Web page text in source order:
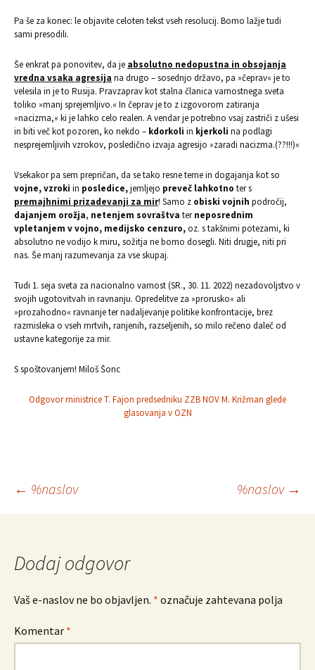
Pa še za konec: le objavite celoten tekst vseh resolucij. Bomo lažje tudi
sami presodili.
Še enkrat pa ponovitev, da je absolutno nedopustna in obsojanja
vredna vsaka agresija na drugo – sosednjo državo, pa »čeprav« je to
velesila in je to Rusija. Pravzaprav kot stalna članica varnostnega sveta
toliko »manj sprejemljivo.« In čeprav je to z izgovorom zatiranja
»nacizma,« ki je lahko celo realen. A vendar je potrebno vsaj zastriči z ušesi
in biti več kot pozoren, ko nekdo – kdorkoli in kjerkoli na podlagi
nesprejemljivih vzrokov, posledično izvaja agresijo »zaradi nacizma.(??!!!)«
Vsekakor pa sem prepričan, da se tako resne teme in dogajanja kot so
vojne, vzroki in posledice,jemljejo preveč lahkotno ter s
premajhnimi prizadevanji za mir! Samo z obiski vojnih področij,
dajanjem orožja, netenjem sovraštva terneposrednim
vpletanjem v vojno, medijsko cenzuro,oz. s takšnimi potezami, ki
absolutno ne vodijo k miru, sožitja ne bomo dosegli. Niti drugje, niti pri
nas. Še manj razumevanja za vse skupaj.
Tudi 1. seja sveta za nacionalno varnost (SR., 30. 11. 2022) nezadovoljstvo v
svojih ugotovitvah in ravnanju. Opredelitve za »prorusko« ali
»prozahodno« ravnanje ter nadaljevanje politike konfrontacije, brez
razmisleka o vseh mrtvih, ranjenih, razseljenih, so milo rečeno daleč od
ustavne kategorije za mir.
S spoštovanjem! Miloš Šonc
Odgovor ministrice T. Fajon predsedniku ZZB NOV M. Križman glede
glasovanja v OZN
Krmarjenje
po
prispevkih
← %naslov %naslov →
Dodaj odgovor
Vaš e-naslov ne bo objavljen. * označuje zahtevana polja
Komentar *